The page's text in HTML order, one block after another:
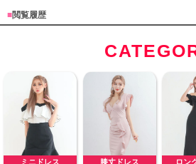
■閲覧履歴
ミニドレス 膝丈ドレス ロン